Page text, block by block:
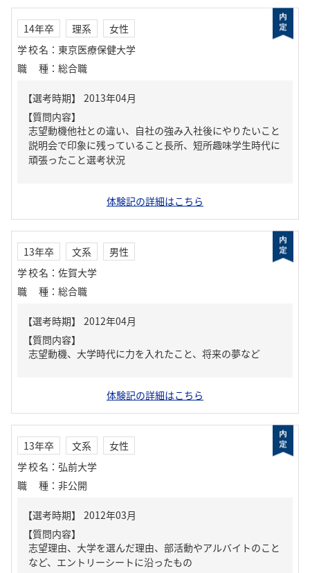
14年卒 理系
女性
学校名 ： 東京医療保健大学
職種 ： 総合職
【質問内容】
志望動機他社との違い、自社の強み入社後にやりたいこと
説明会で印象に残っていること長所、短所趣味学生時代に
頑張ったこと選考状況
体験記の詳細はこちら
13年卒 文系
男性
学校名 ： 佐賀大学
職種 ： 総合職
【質問内容】
志望動機、大学時代に力を入れたこと、将来の夢など
体験記の詳細はこちら
13年卒 文系
女性
学校名 ： 弘前大学
職種 ： 非公開
【質問内容】
志望理由、大学を選んだ理由、部活動やアルバイトのこと
など、エントリーシートに沿ったもの